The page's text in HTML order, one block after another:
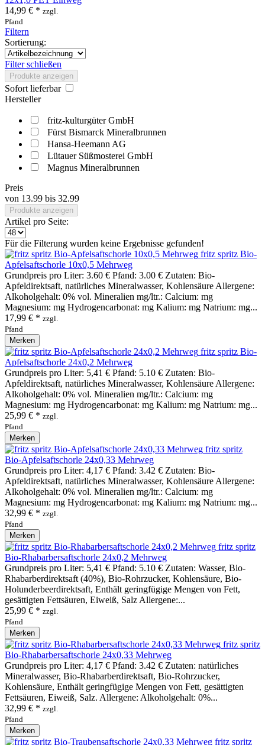
14,99 € * zzgl.
Pfand
Filtern
Sortierung:
Filter schließen
Produkte anzeigen
Sofort lieferbar
Hersteller
fritz-kulturgüter GmbH
Fürst Bismarck Mineralbrunnen
Hansa-Heemann AG
Lütauer Süßmosterei GmbH
Magnus Mineralbrunnen
Preis
von 13.99 bis 32.99
Produkte anzeigen
Artikel pro Seite:
Für die Filterung wurden keine Ergebnisse gefunden!
fritz spritz Bio-
Apfelsaftschorle 10x0,5 Mehrweg
Grundpreis pro Liter: 3.60 € Pfand: 3.00 € Zutaten: Bio-
Apfeldirektsaft, natürliches Mineralwasser, Kohlensäure Allergene:
Alkoholgehalt: 0% vol. Mineralien mg/ltr.: Calcium: mg
Magnesium: mg Hydrogencarbonat: mg Kalium: mg Natrium: mg...
17,99 € * zzgl.
Pfand
Merken
fritz spritz Bio-
Apfelsaftschorle 24x0,2 Mehrweg
Grundpreis pro Liter: 5,41 € Pfand: 5.10 € Zutaten: Bio-
Apfeldirektsaft, natürliches Mineralwasser, Kohlensäure Allergene:
Alkoholgehalt: 0% vol. Mineralien mg/ltr.: Calcium: mg
Magnesium: mg Hydrogencarbonat: mg Kalium: mg Natrium: mg...
25,99 € * zzgl.
Pfand
Merken
fritz spritz
Bio-Apfelsaftschorle 24x0,33 Mehrweg
Grundpreis pro Liter: 4,17 € Pfand: 3.42 € Zutaten: Bio-
Apfeldirektsaft, natürliches Mineralwasser, Kohlensäure Allergene:
Alkoholgehalt: 0% vol. Mineralien mg/ltr.: Calcium: mg
Magnesium: mg Hydrogencarbonat: mg Kalium: mg Natrium: mg...
32,99 € * zzgl.
Pfand
Merken
fritz spritz
Bio-Rhabarbersaftschorle 24x0,2 Mehrweg
Grundpreis pro Liter: 5,41 € Pfand: 5.10 € Zutaten: Wasser, Bio-
Rhabarberdirektsaft (40%), Bio-Rohrzucker, Kohlensäure, Bio-
Holunderbeerdirektsaft, Enthält geringfügige Mengen von Fett,
gesättigten Fettsäuren, Eiweiß, Salz Allergene:...
25,99 € * zzgl.
Pfand
Merken
fritz spritz
Bio-Rhabarbersaftschorle 24x0,33 Mehrweg
Grundpreis pro Liter: 4,17 € Pfand: 3.42 € Zutaten: natürliches
Mineralwasser, Bio-Rhabarberdirektsaft, Bio-Rohrzucker,
Kohlensäure, Enthält geringfügige Mengen von Fett, gesättigten
Fettsäuren, Eiweiß, Salz. Allergene: Alkoholgehalt: 0%...
32,99 € * zzgl.
Pfand
Merken
fritz spritz